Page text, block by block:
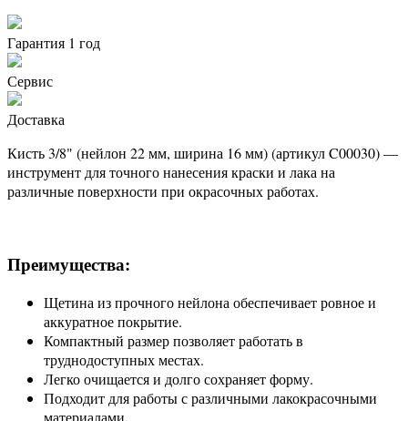
Гарантия 1 год
Сервис
Доставка
Кисть 3/8" (нейлон 22 мм, ширина 16 мм) (артикул C00030) —
инструмент для точного нанесения краски и лака на
различные поверхности при окрасочных работах.
Преимущества:
Щетина из прочного нейлона обеспечивает ровное и
аккуратное покрытие.
Компактный размер позволяет работать в
труднодоступных местах.
Легко очищается и долго сохраняет форму.
Подходит для работы с различными лакокрасочными